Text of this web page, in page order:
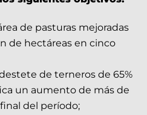
de pasturas mejoradas
de hectáreas en cinco
de terneros de 65%
un aumento de más de
del período;